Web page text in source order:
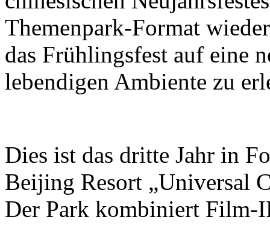
Themenpark-Format
das Frühlingsfest auf eine
lebendigen Ambiente zu
Dies ist das dritte Jahr in
Beijing Resort „Universal
Der Park kombiniert Film-